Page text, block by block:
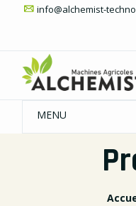
info@alchemist-
MENU